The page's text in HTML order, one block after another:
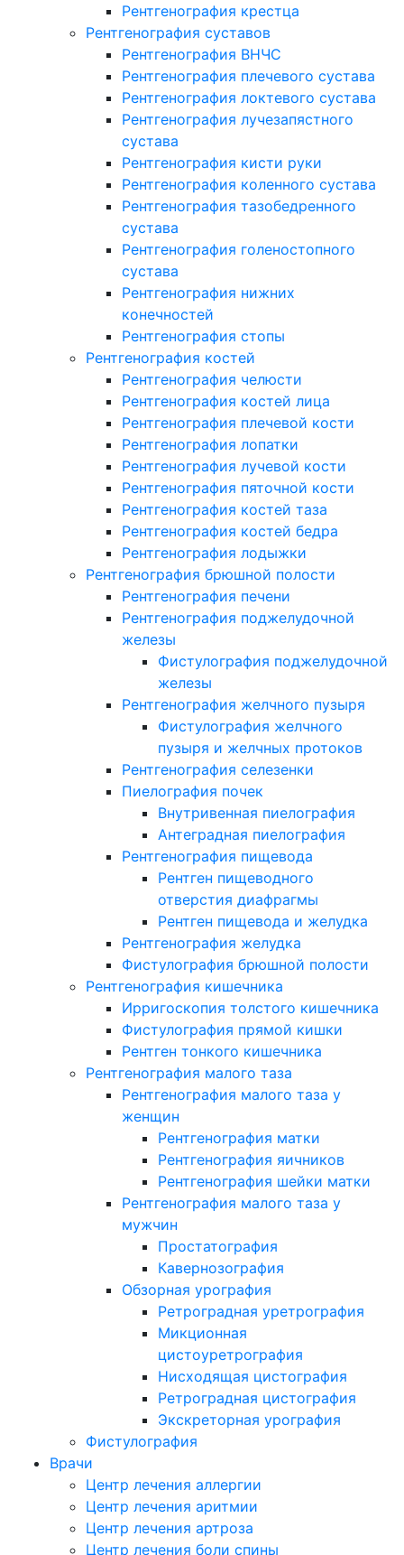
Рентгенография крестца
Рентгенография суставов
Рентгенография ВНЧС
Рентгенография плечевого сустава
Рентгенография локтевого сустава
Рентгенография лучезапястного
сустава
Рентгенография кисти руки
Рентгенография коленного сустава
Рентгенография тазобедренного
сустава
Рентгенография голеностопного
сустава
Рентгенография нижних
конечностей
Рентгенография стопы
Рентгенография костей
Рентгенография челюсти
Рентгенография костей лица
Рентгенография плечевой кости
Рентгенография лопатки
Рентгенография лучевой кости
Рентгенография пяточной кости
Рентгенография костей таза
Рентгенография костей бедра
Рентгенография лодыжки
Рентгенография брюшной полости
Рентгенография печени
Рентгенография поджелудочной
железы
Фистулография поджелудочной
железы
Рентгенография желчного пузыря
Фистулография желчного
пузыря и желчных протоков
Рентгенография селезенки
Пиелография почек
Внутривенная пиелография
Антеградная пиелография
Рентгенография пищевода
Рентген пищеводного
отверстия диафрагмы
Рентген пищевода и желудка
Рентгенография желудка
Фистулография брюшной полости
Рентгенография кишечника
Ирригоскопия толстого кишечника
Фистулография прямой кишки
Рентген тонкого кишечника
Рентгенография малого таза
Рентгенография малого таза у
женщин
Рентгенография матки
Рентгенография яичников
Рентгенография шейки матки
Рентгенография малого таза у
мужчин
Простатография
Кавернозография
Обзорная урография
Ретроградная уретрография
Микционная
цистоуретрография
Нисходящая цистография
Ретроградная цистография
Экскреторная урография
Фистулография
Врачи
Центр лечения аллергии
Центр лечения аритмии
Центр лечения артроза
Центр лечения боли спины